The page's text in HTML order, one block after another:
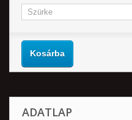
Kosárba
ADATLAP